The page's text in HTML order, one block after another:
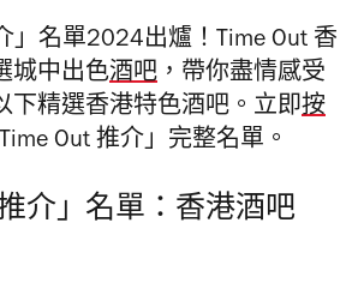
」名單2024出爐！ Time Out 香
城中出色酒吧 ，帶你盡情感受
下精選香港特色酒吧。 立即按
Out 推介」完整名單。
推介」名單：香港酒吧